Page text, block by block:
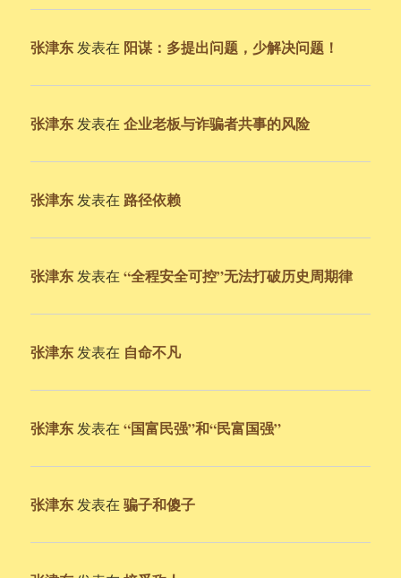
张津东 发表在 阳谋：多提出问题，少解决问题！
张津东 发表在企业老板与诈骗者共事的风险
张津东 发表在 路径依赖
张津东 发表在“全程安全可控”无法打破历史周期律
张津东 发表在 自命不凡
张津东 发表在“国富民强”和“民富国强”
张津东 发表在骗子和傻子